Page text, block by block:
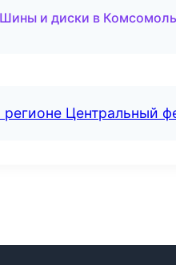
и диски в
Центральный